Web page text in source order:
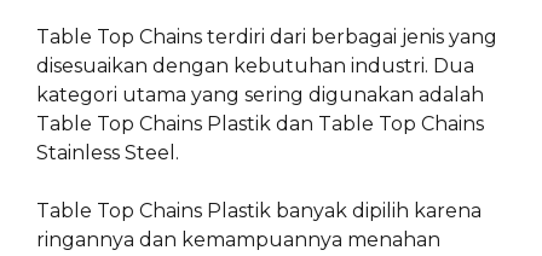
Table Top Chains terdiri dari berbagai jenis yang
disesuaikan dengan kebutuhan industri. Dua
kategori utama yang sering digunakan adalah
Table Top Chains Plastik dan Table Top Chains
Stainless Steel.
Table Top Chains Plastik banyak dipilih karena
ringannya dan kemampuannya menahan